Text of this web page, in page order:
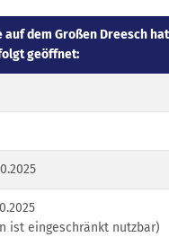
auf dem Großen Dreesch
geöffnet:
ist eingeschränkt nutzbar)